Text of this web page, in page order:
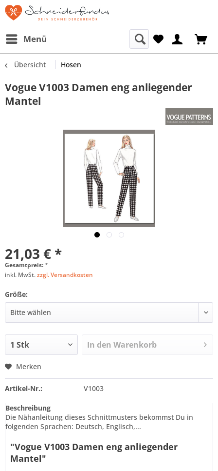
Menü
Übersicht Hosen
Vogue V1003 Damen eng anliegender
Mantel
21,03 € *
Gesamtpreis:*
inkl. MwSt.zzgl. Versandkosten
Größe:
In den Warenkorb
Merken
Artikel-Nr.: V1003
Beschreibung
Die Nähanleitung dieses Schnittmusters bekommst Du in
folgenden Sprachen: Deutsch, Englisch,...
"Vogue V1003 Damen eng anliegender
Mantel"